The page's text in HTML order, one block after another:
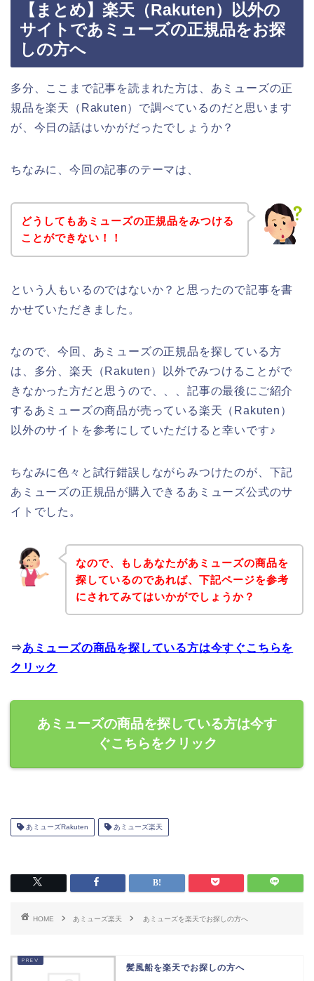
【まとめ】楽天（Rakuten）以外の
サイトであミューズの正規品をお探
しの方へ
多分、ここまで記事を読まれた方は、あミューズの正
規品を楽天（Rakuten）で調べているのだと思います
が、今日の話はいかがだったでしょうか？
ちなみに、今回の記事のテーマは、
どうしてもあミューズの正規品をみつける
ことができない！！
という人もいるのではないか？と思ったので記事を書
かせていただきました。
なので、今回、あミューズの正規品を探している方
は、多分、楽天（Rakuten）以外でみつけることがで
きなかった方だと思うので、、、記事の最後にご紹介
するあミューズの商品が売っている楽天（Rakuten）
以外のサイトを参考にしていただけると幸いです♪
ちなみに色々と試行錯誤しながらみつけたのが、下記
あミューズの正規品が購入できるあミューズ公式のサ
イトでした。
なので、もしあなたがあミューズの商品を
探しているのであれば、下記ページを参考
にされてみてはいかがでしょうか？
⇒あミューズの商品を探している方は今すぐこちらを
クリック
あミューズの商品を探している方は今す
ぐこちらをクリック
あミューズRakuten あミューズ楽天
HOME あミューズ楽天 あミューズを楽天でお探しの方へ
髪風船を楽天でお探しの方へ